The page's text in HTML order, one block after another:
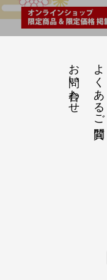
よくあるご質問
お問い合わせ